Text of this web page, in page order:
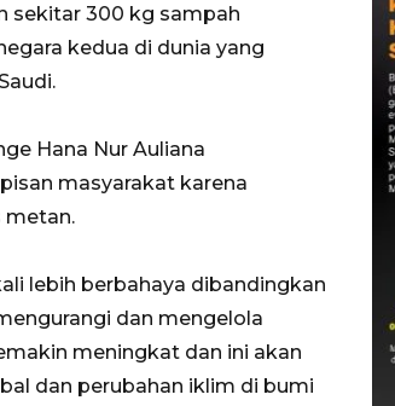
sekitar 300 kg sampah
kedua di dunia yang
Hana Nur Auliana
masyarakat karena
metan.
lebih berbahaya dibandingkan
dan mengelola
meningkat dan ini akan
dan perubahan iklim di bumi